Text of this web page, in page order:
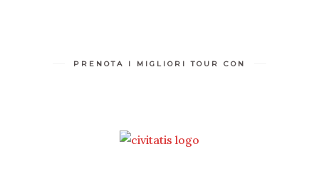
PRENOTA I MIGLIORI TOUR CON